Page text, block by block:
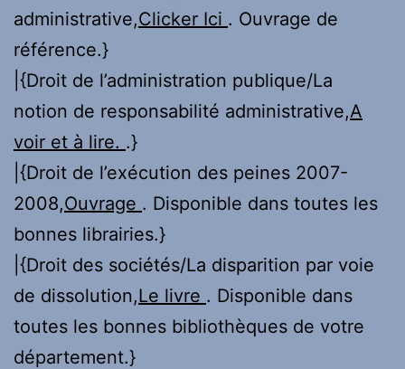
administrative,Clicker Ici . Ouvrage de
référence.}
|{Droit de l’administration publique/La
notion de responsabilité administrative,A
voir et à lire. .}
|{Droit de l’exécution des peines 2007-
2008,Ouvrage . Disponible dans toutes les
bonnes librairies.}
|{Droit des sociétés/La disparition par voie
de dissolution,Le livre . Disponible dans
toutes les bonnes bibliothèques de votre
département.}